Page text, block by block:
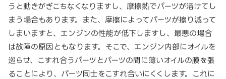
うと動きがぎこちなくなりますし、摩擦熱でパーツが溶けてし
まう場合もあります。また、摩擦によってパーツが擦り減って
しまいますと、エンジンの性能が低下しますし、最悪の場合
は故障の原因ともなります。そこで、エンジン内部にオイルを
巡らせ、こすれ合うパーツとパーツの間に薄いオイルの膜を張
ることにより、パーツ同士をこすれ合いにくくします。これに